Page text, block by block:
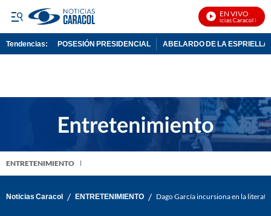
EN VIVO
Noticias Caracol En
Tendencias: POSESIÓN PRESIDENCIAL ABELARDO DE LA ESPRIELLA
ENTRETENIMIENTO
Noticias Caracol / ENTRETENIMIENTO / Dago García incursiona en la